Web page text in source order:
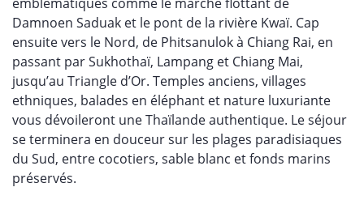
Damnoen Saduak et le pont de la rivière Kwaï. Cap
ensuite vers le Nord, de Phitsanulok à Chiang Rai, en
passant par Sukhothaï, Lampang et Chiang Mai,
jusqu’au Triangle d’Or. Temples anciens, villages
ethniques, balades en éléphant et nature luxuriante
vous dévoileront une Thaïlande authentique. Le séjour
se terminera en douceur sur les plages paradisiaques
du Sud, entre cocotiers, sable blanc et fonds marins
préservés.